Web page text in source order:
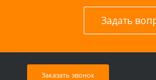
Задать
Заказать звонок